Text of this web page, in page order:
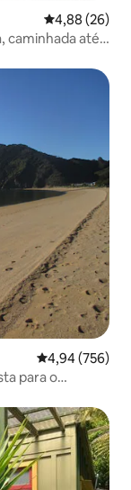
4,88 de uma
4,88 (26)
caminhada até a
4,94 de uma
4,94 (756)
para o